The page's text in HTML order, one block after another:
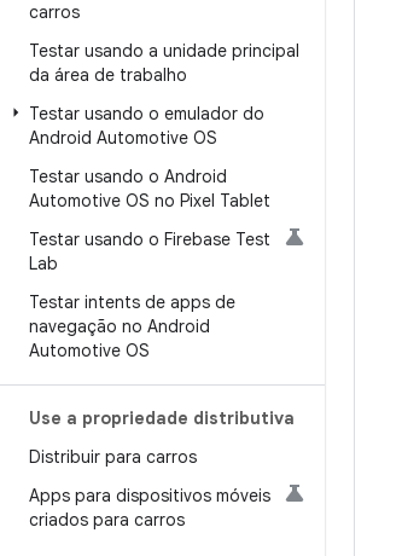
carros
Testar usando a unidade principal
da área de trabalho
Testar usando o emulador do
Android Automotive OS
Testar usando o Android
Automotive OS no Pixel Tablet
Testar usando o Firebase Test
Lab
Testar intents de apps de
navegação no Android
Automotive OS
Use a propriedade distributiva
Distribuir para carros
Apps para dispositivos móveis
criados para carros